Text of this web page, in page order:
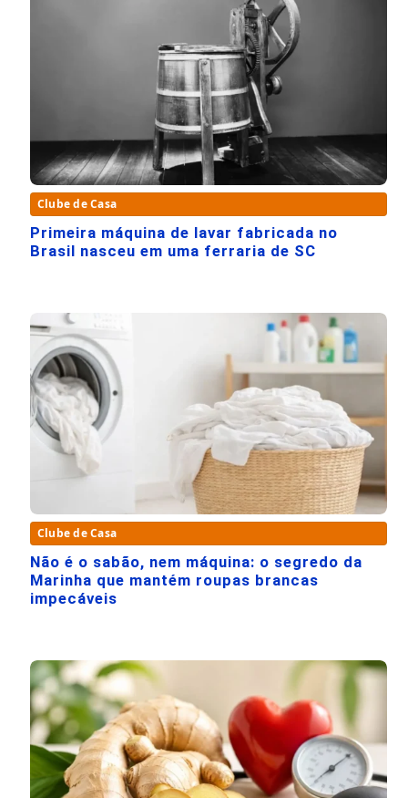
Clube de Casa
Primeira máquina de lavar fabricada no
Brasil nasceu em uma ferraria de SC
Clube de Casa
Não é o sabão, nem máquina: o segredo da
Marinha que mantém roupas brancas
impecáveis